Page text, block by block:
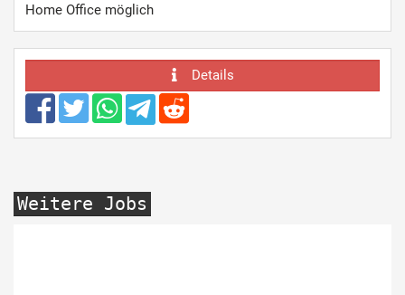
Home Office möglich
Details
Weitere Jobs